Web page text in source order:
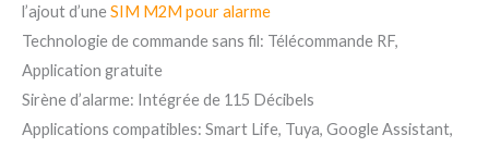
l’ajout d’uneSIM M2M pour alarme
Technologie de commande sans fil: Télécommande RF,
Application gratuite
Sirène d’alarme: Intégrée de 115 Décibels
Applications compatibles: Smart Life, Tuya, Google Assistant,